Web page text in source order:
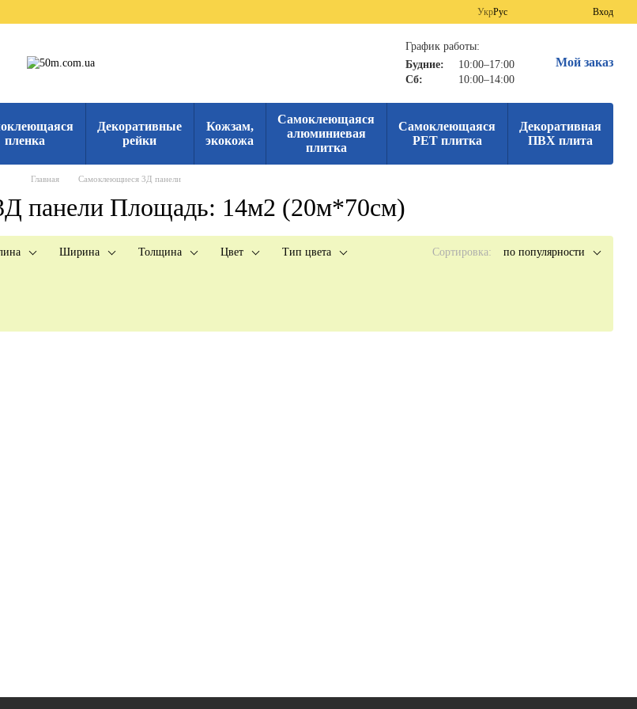
УкрРус Вход
График работы:
Будние:
10:00–17:00
Сб:
10:00–14:00
Мой заказ
пленка
Декоративные
рейки
Кожзам,
экокожа
Самоклеющаяся
алюминиевая
плитка
Самоклеющаяся
PET плитка
Декоративная
ПВХ плита
Главная Самоклеющиеся 3Д панели
панели Площадь: 14м2 (20м*70см)
Ширина Толщина Цвет Тип цвета Сортировка: по популярности